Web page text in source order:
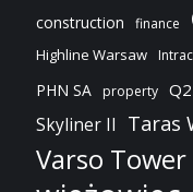
construction finance
Highline Warsaw
PHN SA
property
Skyliner II Taras
Varso Tower